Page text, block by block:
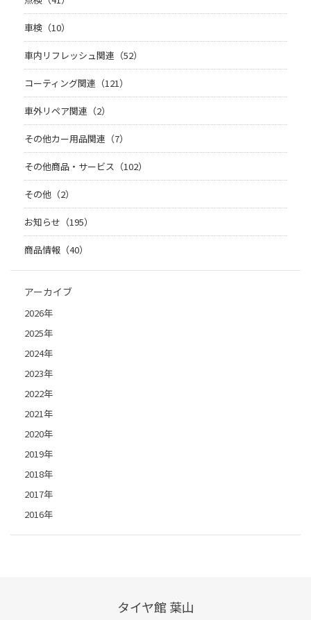
車検（10）
車内リフレッシュ関連（52）
コーティング関連（121）
車外リペア関連（2）
その他カー用品関連（7）
その他商品・サービス（102）
その他（2）
お知らせ（195）
商品情報（40）
アーカイブ
2026年
2025年
2024年
2023年
2022年
2021年
2020年
2019年
2018年
2017年
2016年
タイヤ館 葉山